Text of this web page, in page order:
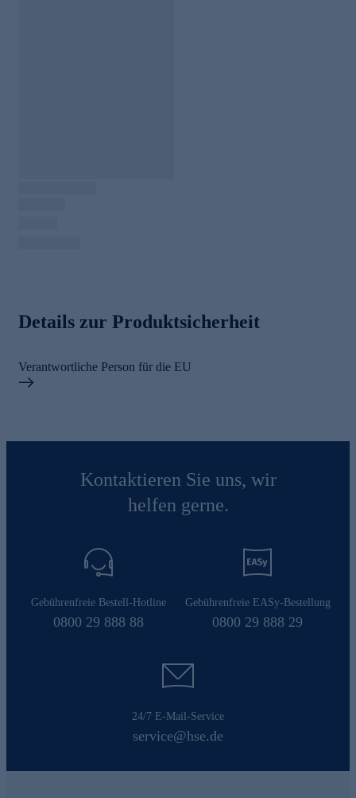
Details zur Produktsicherheit
Verantwortliche Person für die EU
Kontaktieren Sie uns, wir
helfen gerne.
Gebührenfreie Bestell-Hotline
0800 29 888 88
Gebührenfreie EASy-Bestellung
0800 29 888 29
24/7 E-Mail-Service
service@hse.de